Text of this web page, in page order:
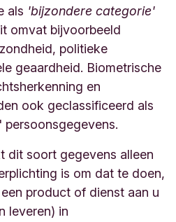
als 'bijzondere categorie'
omvat bijvoorbeeld
politieke
geaardheid. Biometrische
en
ook geclassificeerd als
' persoonsgegevens.
dit soort gegevens alleen
is om dat te doen,
product of dienst aan u
leveren) in